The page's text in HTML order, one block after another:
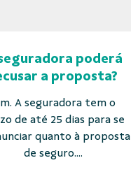
poderá
a proposta?
A seguradora tem o
de até 25 dias para se
quanto à proposta
de seguro....